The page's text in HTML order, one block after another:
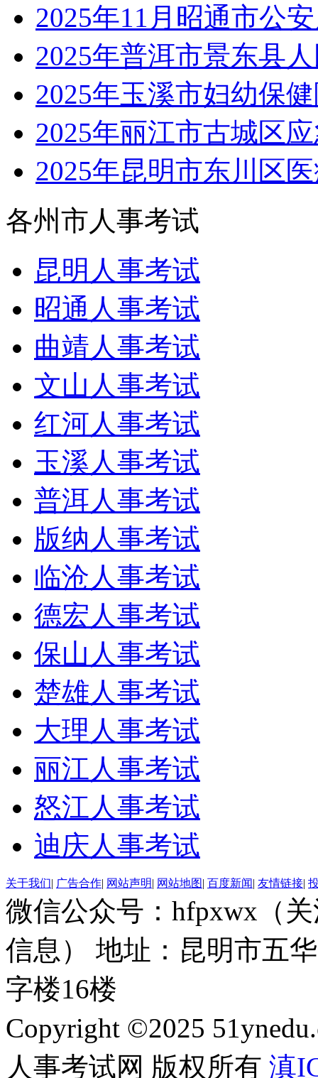
2025年11月昭通市公
2025年普洱市景东县
2025年玉溪市妇幼保
2025年丽江市古城区
2025年昆明市东川区
各州市人事考试
昆明人事考试
昭通人事考试
曲靖人事考试
文山人事考试
红河人事考试
玉溪人事考试
普洱人事考试
版纳人事考试
临沧人事考试
德宏人事考试
保山人事考试
楚雄人事考试
大理人事考试
丽江人事考试
怒江人事考试
迪庆人事考试
关于我们| 广告合作| 网站声明| 网站地图| 百度新闻| 友情链接|
微信公众号：hfpxwx（
信息） 地址：昆明市五
字楼16楼
Copyright ©2025
人事考试网 版权所有 滇